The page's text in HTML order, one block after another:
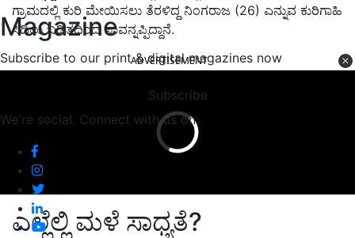
Magazine
Subscribe to our print & digital magazines now
Subscribe
We're social. Connect with us on:
ಗ್ರಾಮದಲ್ಲಿ ಕುರಿ ಮೇಯಿಸಲು ತೆರಳಿದ್ದ ನಿಂಗರಾಜ (26) ಎನ್ನುವ ಕುರಿಗಾಹಿ
ಸಿಡಿಲು ಬಡಿತದಿಂದ ಸಾವನ್ನಪ್ಪಿದ್ದಾನೆ.
ADVERTISEMENT
ಎಲ್ಲೆಲ್ಲಿ ಮಳೆ ಸಾಧ್ಯತೆ?